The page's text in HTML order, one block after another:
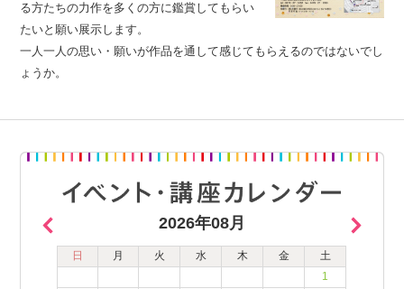
る方たちの力作を多くの方に鑑賞してもらい
たいと願い展示します。
一人一人の思い・願いが作品を通して感じてもらえるのではないでし
ょうか。
2026年08月
日 月 火 水 木 金
土
1